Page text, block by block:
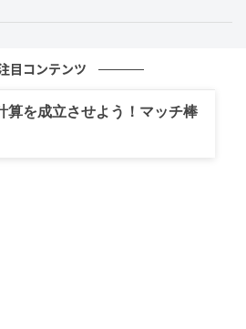
てる人間がいるんだからってグ
目コンテンツ
算を成立させよう！マッチ棒